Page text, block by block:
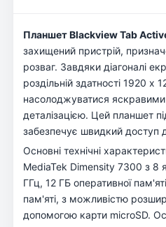
Планшет Blackview Tab
захищений пристрій,
розваг. Завдяки діагоналі
роздільній здатності 1920 x
насолоджуватися
деталізацією. Цей планшет
забезпечує швидкий доступ
Основні технічні
MediaTek Dimensity 7300 з 8
ГГц, 12 ГБ оперативної
пам'яті, з можливістю
допомогою карти microSD.